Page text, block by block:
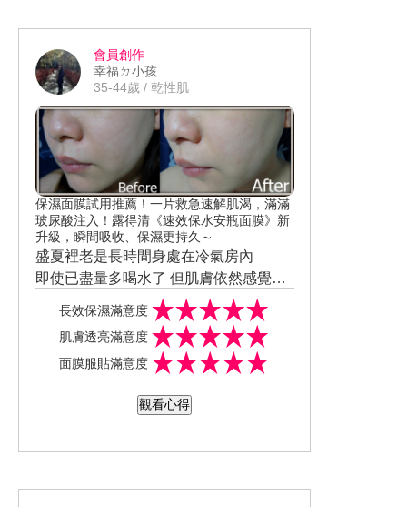
周報 #百人試用 #生活小物試用 #蜜秘褲
#月亮褲
比起一般滾珠型的精油產品 這款不管是
長度還是寬度我都覺得非常輕巧 即使放
圖玫瑰、小花茉莉、乳香、岩蘭草；玫
瑰果油、月見草油
香調上則是大眾都相當喜愛的玫瑰花草
香 淡淡很優雅的香氣一點都不會很濃郁
質地雖然是油但卻很清爽 順勢推個幾回
立馬就吸收了 而且除了不會黏膩外
甚至在已推均勻的肌膚上也看不出一點
油光感 一掃多數人害怕用油來保養會太
油膩的困擾
用法也相當簡單只需在化妝水後使用滾
珠端輕輕按摩全臉、眼周、頸部
最後我還會再利用掌心的溫度輕壓全臉
透過從手部散發的香芬來告訴身體該去
睡美容覺了
晚安夜曲芳療菁華油 成分：葡萄籽油、
正薰衣草、岩蘭草、纈草
比起上一款溫潤的氣味還多了淡淡的清
所以用來保養身體甚至是腳底也不用擔
舒服的睡個好覺
而最讓人讚賞的是雙頭設計 保留零死
會員創作
幸福ㄉ小孩
35-44歲 / 乾性肌
保濕面膜試用推薦！一片救急速解肌渴，滿滿
玻尿酸注入！露得清《速效保水安瓶面膜》新
升級，瞬間吸收、保濕更持久～
盛夏裡老是長時間身處在冷氣房內
即使已盡量多喝水了 但肌膚依然感覺缺
水或是妝感總是不服貼 這時若有個能急
速補水並長效保濕的產品 重點使用還要
方便
而全新升級的露得清面膜 是款能一片就
能救急速解肌渴的安瓶型面膜 內含2倍玻
尿酸能急速注入並能速解肌渴+鎖定水潤
更有擁有三大優點 高濃縮、瞬吸收、更
持久 1.高濃縮→承載125% 特潤精華 2.
更持久→2X玻尿酸急速注入 12mr 持續
除此之外還經皮膚測試 不致粉刺 更無添
厚實上臉後卻很輕薄 即使用力拉扯也絲
開口裁剪
長效保濕滿意度
肌膚透亮滿意度
面膜服貼滿意度
觀看心得